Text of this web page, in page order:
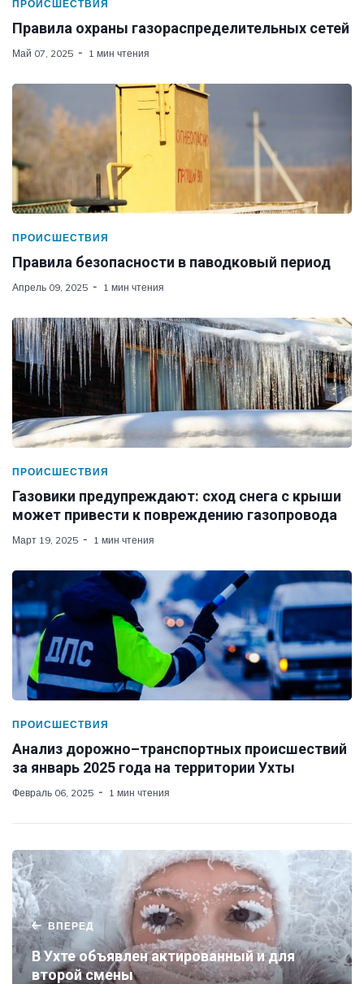
ПРОИСШЕСТВИЯ
Правила охраны газораспределительных сетей
Май 07, 2025 1 мин чтения
ПРОИСШЕСТВИЯ
Правила безопасности в паводковый период
Апрель 09, 2025 1 мин чтения
ПРОИСШЕСТВИЯ
Газовики предупреждают: сход снега с крыши
может привести к повреждению газопровода
Март 19, 2025 1 мин чтения
ПРОИСШЕСТВИЯ
Анализ дорожно–транспортных происшествий
за январь 2025 года на территории Ухты
Февраль 06, 2025 1 мин чтения
ВПЕРЕД
В Ухте объявлен актированный и для
второй смены